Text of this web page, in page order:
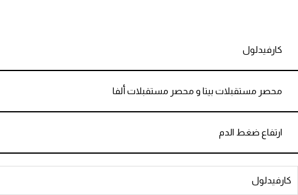
كارفيدلول
محصر مستقبلات بيتا و محصر مستقبلات ألفا
ارتفاع ضغط الدم
كارفيدلول